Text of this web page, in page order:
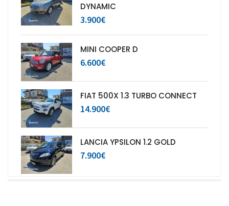
DYNAMIC
3.900€
MINI COOPER D
6.600€
FIAT 500X 1.3 TURBO CONNECT
14.900€
LANCIA YPSILON 1.2 GOLD
7.900€